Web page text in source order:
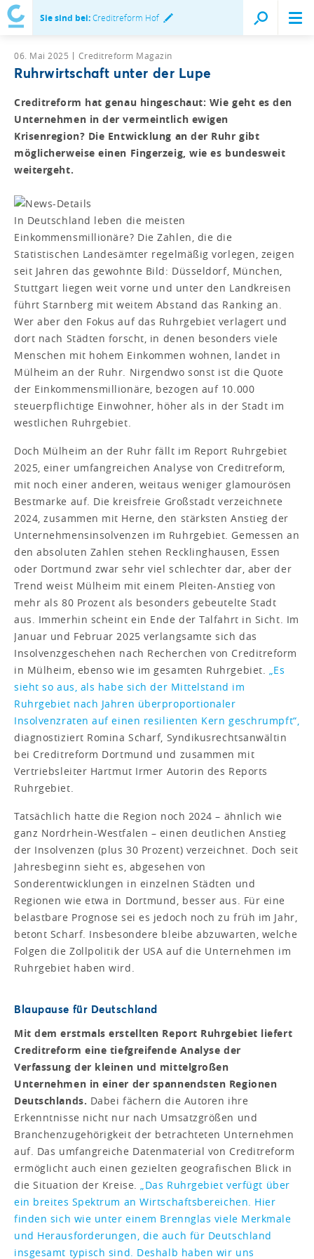
Sie sind bei:Creditreform Hof
06. Mai 2025 Creditreform Magazin
Ruhrwirtschaft unter der Lupe
Creditreform hat genau hingeschaut: Wie geht es den
Unternehmen in der vermeintlich ewigen
Krisenregion? Die Entwicklung an der Ruhr gibt
möglicherweise einen Fingerzeig, wie es bundesweit
weitergeht.
In Deutschland leben die meisten
Einkommensmillionäre? Die Zahlen, die die
Statistischen Landesämter regelmäßig vorlegen, zeigen
seit Jahren das gewohnte Bild: Düsseldorf, München,
Stuttgart liegen weit vorne und unter den Landkreisen
führt Starnberg mit weitem Abstand das Ranking an.
Wer aber den Fokus auf das Ruhrgebiet verlagert und
dort nach Städten forscht, in denen besonders viele
Menschen mit hohem Einkommen wohnen, landet in
Mülheim an der Ruhr. Nirgendwo sonst ist die Quote
der Einkommensmillionäre, bezogen auf 10.000
steuerpflichtige Einwohner, höher als in der Stadt im
westlichen Ruhrgebiet.
Doch Mülheim an der Ruhr fällt im Report Ruhrgebiet
2025, einer umfangreichen Analyse von Creditreform,
mit noch einer anderen, weitaus weniger glamourösen
Bestmarke auf. Die kreisfreie Großstadt verzeichnete
2024, zusammen mit Herne, den stärksten Anstieg der
Unternehmensinsolvenzen im Ruhrgebiet. Gemessen an
den absoluten Zahlen stehen Recklinghausen, Essen
oder Dortmund zwar sehr viel schlechter dar, aber der
Trend weist Mülheim mit einem Pleiten-Anstieg von
mehr als 80 Prozent als besonders gebeutelte Stadt
aus. Immerhin scheint ein Ende der Talfahrt in Sicht. Im
Januar und Februar 2025 verlangsamte sich das
Insolvenzgeschehen nach Recherchen von Creditreform
in Mülheim, ebenso wie im gesamten Ruhrgebiet. „Es
sieht so aus, als habe sich der Mittelstand im
Ruhrgebiet nach Jahren überproportionaler
Insolvenzraten auf einen resilienten Kern geschrumpft“,
diagnostiziert Romina Scharf, Syndikusrechtsanwältin
bei Creditreform Dortmund und zusammen mit
Vertriebsleiter Hartmut Irmer Autorin des Reports
Ruhrgebiet.
Tatsächlich hatte die Region noch 2024 – ähnlich wie
ganz Nordrhein-Westfalen – einen deutlichen Anstieg
der Insolvenzen (plus 30 Prozent) verzeichnet. Doch seit
Jahresbeginn sieht es, abgesehen von
Sonderentwicklungen in einzelnen Städten und
Regionen wie etwa in Dortmund, besser aus. Für eine
belastbare Prognose sei es jedoch noch zu früh im Jahr,
betont Scharf. Insbesondere bleibe abzuwarten, welche
Folgen die Zollpolitik der USA auf die Unternehmen im
Ruhrgebiet haben wird.
Blaupause für Deutschland
Mit dem erstmals erstellten Report Ruhrgebiet liefert
Creditreform eine tiefgreifende Analyse der
Verfassung der kleinen und mittelgroßen
Unternehmen in einer der spannendsten Regionen
Deutschlands. Dabei fächern die Autoren ihre
Erkenntnisse nicht nur nach Umsatzgrößen und
Branchenzugehörigkeit der betrachteten Unternehmen
auf. Das umfangreiche Datenmaterial von Creditreform
ermöglicht auch einen gezielten geografischen Blick in
die Situation der Kreise.
„Das Ruhrgebiet verfügt über
ein breites Spektrum an Wirtschaftsbereichen. Hier
finden sich wie unter einem Brennglas viele Merkmale
und Herausforderungen, die auch für Deutschland
insgesamt typisch sind. Deshalb haben wir uns